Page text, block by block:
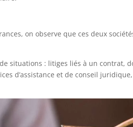
on observe que ces deux
situations : litiges liés à un contrat,
d’assistance et de conseil juridique,